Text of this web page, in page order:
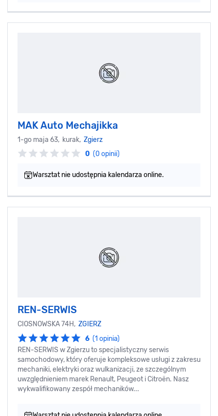
MAK Auto Mechajikka
1-go maja 63, kurak, Zgierz
0 (0 opinii)
Warsztat nie udostępnia kalendarza online.
REN-SERWIS
CIOSNOWSKA 74H, ZGIERZ
6 (1 opinia)
REN-SERWIS w Zgierzu to specjalistyczny serwis
samochodowy, który oferuje kompleksowe usługi z zakresu
mechaniki, elektryki oraz wulkanizacji, ze szczególnym
uwzględnieniem marek Renault, Peugeot i Citroën. Nasz
wykwalifikowany zespół mechaników...